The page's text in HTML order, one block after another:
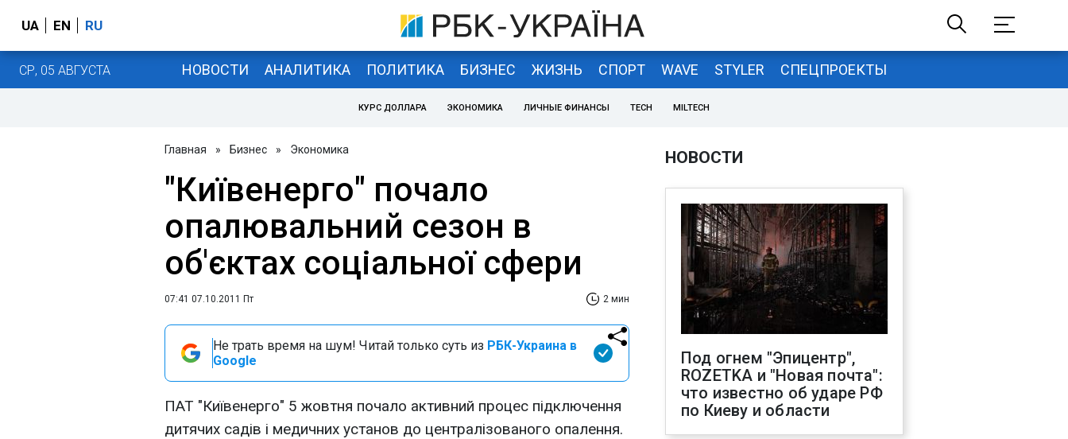
UA EN RU
СР, 05 АВГУСТА НОВОСТИ АНАЛИТИКА ПОЛИТИКА БИЗНЕС ЖИЗНЬ СПОРТ WAVE STYLER СПЕЦПРОЕКТЫ
КУРС ДОЛЛАРА ЭКОНОМИКА ЛИЧНЫЕ ФИНАНСЫ TECH MILTECH
Главная » Бизнес » Экономика
"Київенерго" почало
опалювальний сезон в
об'єктах соціальної сфери
07:41 07.10.2011 Пт 2 мин
Не трать время на шум! Читай только суть из РБК-Украина в
Google
ПАТ "Київенерго" 5 жовтня почало активний процес підключення
дитячих садів і медичних установ до централізованого опалення.
НОВОСТИ
Под огнем "Эпицентр",
ROZETKA и "Новая почта":
что известно об ударе РФ
по Киеву и области